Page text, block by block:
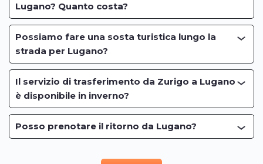
Lugano? Quanto costa?
Possiamo fare una sosta turistica lungo la
strada per Lugano?
Il servizio di trasferimento da Zurigo a Lugano
è disponibile in inverno?
Posso prenotare il ritorno da Lugano?